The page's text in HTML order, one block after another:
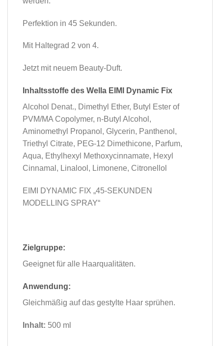
Perfektion in 45 Sekunden.
Mit Haltegrad 2 von 4.
Jetzt mit neuem Beauty-Duft.
Inhaltsstoffe des Wella EIMI Dynamic Fix
Alcohol Denat., Dimethyl Ether, Butyl Ester of
PVM/MA Copolymer, n-Butyl Alcohol,
Aminomethyl Propanol, Glycerin, Panthenol,
Triethyl Citrate, PEG-12 Dimethicone, Parfum,
Aqua, Ethylhexyl Methoxycinnamate, Hexyl
Cinnamal, Linalool, Limonene, Citronellol
EIMI DYNAMIC FIX „45-SEKUNDEN
MODELLING SPRAY“
Zielgruppe:
Geeignet für alle Haarqualitäten.
Anwendung:
Gleichmäßig auf das gestylte Haar sprühen.
Inhalt: 500 ml